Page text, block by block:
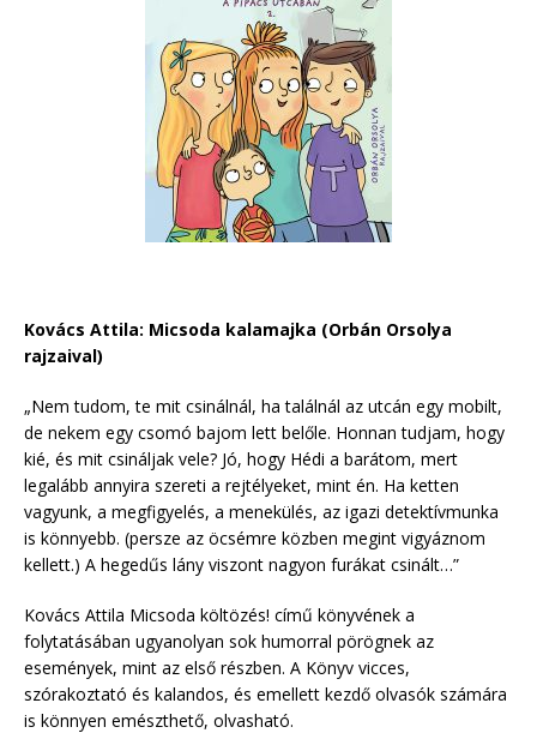
Kovács Attila: Micsoda kalamajka (Orbán Orsolya
rajzaival)
„Nem tudom, te mit csinálnál, ha találnál az utcán egy mobilt,
de nekem egy csomó bajom lett belőle. Honnan tudjam, hogy
kié, és mit csináljak vele? Jó, hogy Hédi a barátom, mert
legalább annyira szereti a rejtélyeket, mint én. Ha ketten
vagyunk, a megfigyelés, a menekülés, az igazi detektívmunka
is könnyebb. (persze az öcsémre közben megint vigyáznom
kellett.) A hegedűs lány viszont nagyon furákat csinált…”
Kovács Attila Micsoda költözés! című könyvének a
folytatásában ugyanolyan sok humorral pörögnek az
események, mint az első részben. A Könyv vicces,
szórakoztató és kalandos, és emellett kezdő olvasók számára
is könnyen emészthető, olvasható.